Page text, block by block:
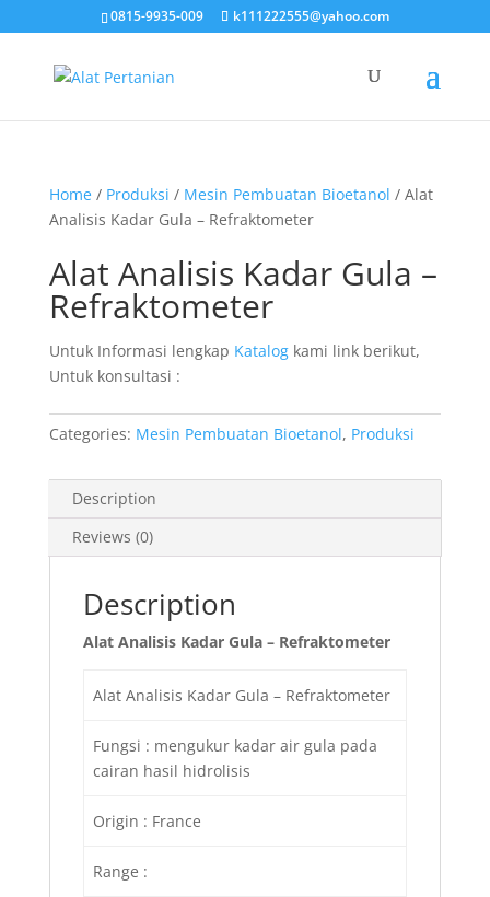
0815-9935-009 k111222555@yahoo.com
Home/ Produksi / Mesin Pembuatan Bioetanol / Alat
Analisis Kadar Gula – Refraktometer
Alat Analisis Kadar Gula –
Refraktometer
Untuk Informasi lengkap Katalogkami link berikut,
Untuk konsultasi :
Categories: Mesin Pembuatan Bioetanol, Produksi
Description
Reviews (0)
Description
Alat Analisis Kadar Gula – Refraktometer
Alat Analisis Kadar Gula – Refraktometer
Fungsi : mengukur kadar air gula pada
cairan hasil hidrolisis
Origin : France
Range :